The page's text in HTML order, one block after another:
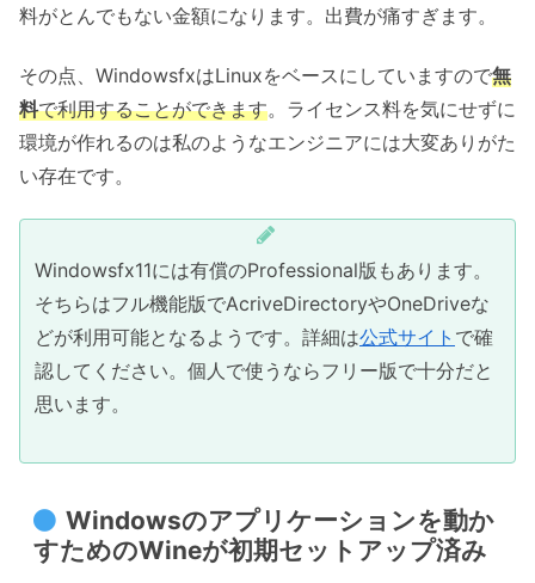
料がとんでもない金額になります。出費が痛すぎます。
その点、WindowsfxはLinuxをベースにしていますので無
料で利用することができます。ライセンス料を気にせずに
環境が作れるのは私のようなエンジニアには大変ありがた
い存在です。
Windowsfx11には有償のProfessional版もあります。
そちらはフル機能版でAcriveDirectoryやOneDriveな
どが利用可能となるようです。詳細は公式サイト で確
認してください。個人で使うならフリー版で十分だと
思います。
Windowsのアプリケーションを動か
すためのWineが初期セットアップ済み